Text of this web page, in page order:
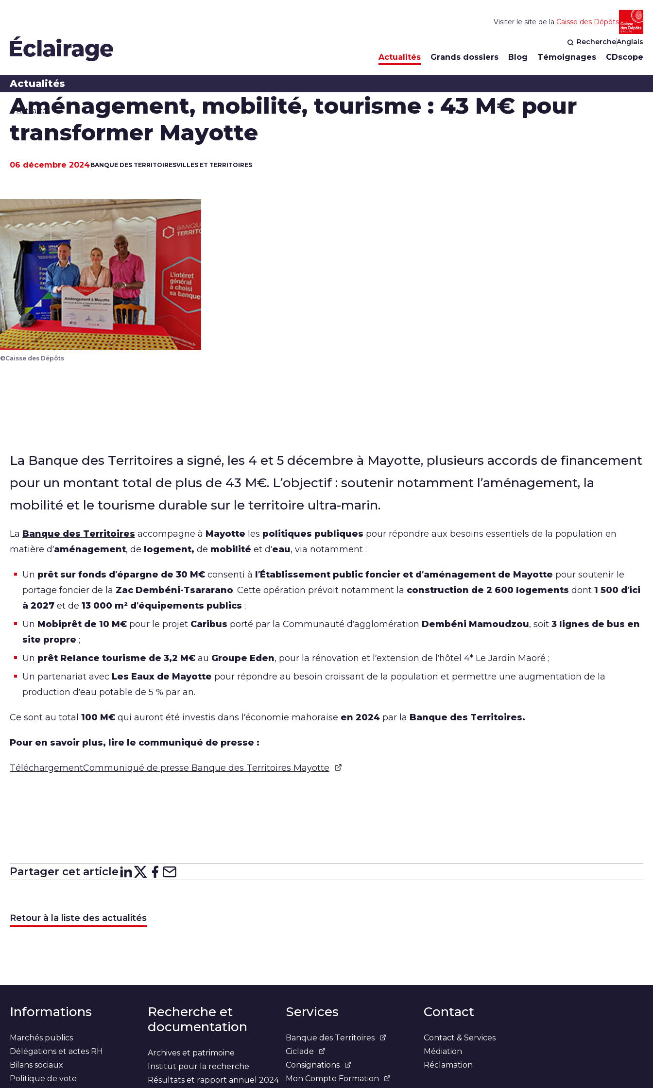
Actualités Grands dossiers Blog Témoignages CDscope
RechercheAnglais
Visiter le site de la Caisse des Dépôts
Actualités
Actualités
Aménagement, mobilité, tourisme : 43 M€ pour
transformer Mayotte
Date de publication
06 décembre 2024BANQUE DES TERRITOIRESVILLES ET TERRITOIRES
©Caisse des Dépôts
La Banque des Territoires a signé, les 4 et 5 décembre à Mayotte, plusieurs accords de financement
pour un montant total de plus de 43 M€. L’objectif : soutenir notamment l’aménagement, la
mobilité et le tourisme durable sur le territoire ultra-marin.
La Banque des Territoires accompagne à Mayotte les politiques publiques pour répondre aux besoins essentiels de la population en
matière d’aménagement, de logement, de mobilité et d’eau, via notamment :
Un prêt sur fonds d’épargne de 30 M€ consenti à l’Établissement public foncier et d’aménagement de Mayotte pour soutenir le
portage foncier de la Zac Dembéni-Tsararano. Cette opération prévoit notamment la construction de 2 600 logements dont 1 500 d’ici
à 2027 et de 13 000 m² d’équipements publics ;
Un Mobiprêt de 10 M€ pour le projet Caribus porté par la Communauté d’agglomération Dembéni Mamoudzou, soit 3 lignes de bus en
site propre ;
Un prêt Relance tourisme de 3,2 M€ au Groupe Eden, pour la rénovation et l’extension de l’hôtel 4* Le Jardin Maoré ;
Un partenariat avec Les Eaux de Mayotte pour répondre au besoin croissant de la population et permettre une augmentation de la
production d’eau potable de 5 % par an.
Ce sont au total 100 M€ qui auront été investis dans l’économie mahoraise en 2024 par la Banque des Territoires.
Pour en savoir plus, lire le communiqué de presse :
TéléchargementCommuniqué de presse Banque des Territoires Mayotte
Partager cet article Partager surLinkedIn
Partager surX
Partager surFacebook
Partager sur Courriel
Retour à la liste des actualités
Informations
Marchés publics
Délégations et actes RH
Bilans sociaux
Politique de vote
Recherche et
documentation
Archives et patrimoine
Institut pour la recherche
Résultats et rapport annuel 2024
Services
Banque des Territoires
Ciclade
Consignations
Mon Compte Formation
Contact
Contact & Services
Médiation
Réclamation